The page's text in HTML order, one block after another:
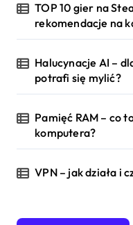
TOP 10 gier na
rekomendacje na
Halucynacje AI –
potrafi się mylić?
Pamięć RAM – co
komputera?
VPN – jak działa i